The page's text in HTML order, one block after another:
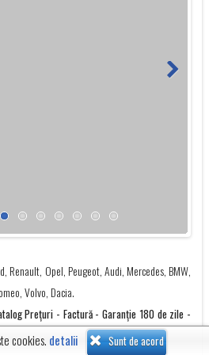
Renault, Opel, Peugeot, Audi, Mercedes, BMW,
Volvo, Dacia.
Preţuri - Factură - Garanţie 180 de zile -
cookies. detalii Sunt de acord